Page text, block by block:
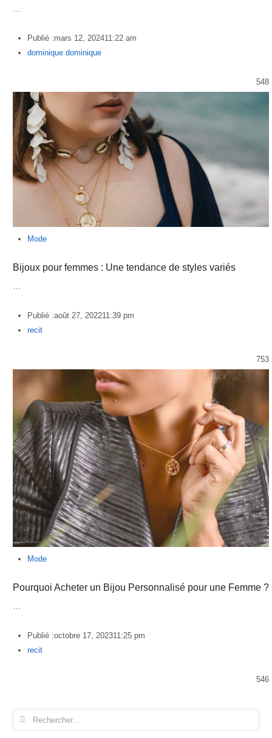
…
Publié :mars 12, 202411:22 am
Author
dominique dominique
548
Mode
Bijoux pour femmes : Une tendance de styles variés
…
Publié :août 27, 202211:39 pm
Author
recit
753
Mode
Pourquoi Acheter un Bijou Personnalisé pour une Femme ?
…
Publié :octobre 17, 202311:25 pm
Author
recit
546
Rechercher :